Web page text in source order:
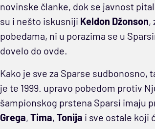
novinske članke, dok se javnost
su i nešto iskusniji Keldon Džonson,
pobedama, ni u porazima se u
dovelo do ovde.
Kako je sve za Sparse sudbonosno,
je te 1999. upravo pobedom protiv
šampionskog prstena Sparsi imaju
Grega, Tima, Tonija i sve ostale koji